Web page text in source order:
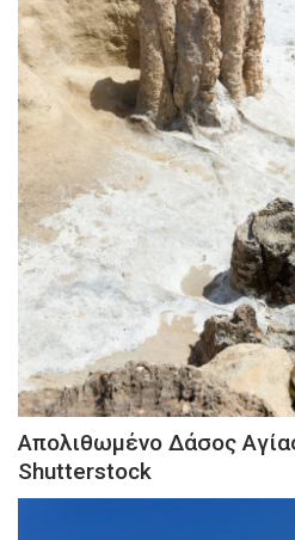
Απολιθωμένο Δάσος
Shutterstock